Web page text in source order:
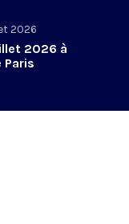
2026
2026 à
Paris